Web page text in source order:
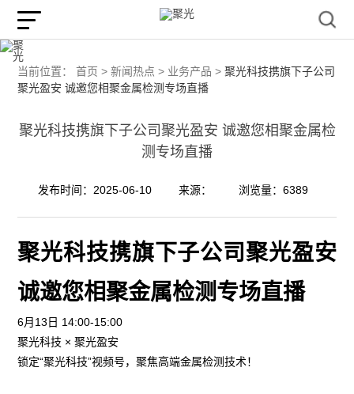
当前位置： 首页 > 新闻热点 > 业务产品 > 聚光科技携旗下子公司
聚光盈安 诚邀您相聚金属检测专场直播
聚光科技携旗下子公司聚光盈安 诚邀您相聚金属检
测专场直播
发布时间：2025-06-10 来源： 浏览量：6389
聚光科技携旗下子公司聚光盈安
诚邀您相聚金属检测专场直播
6月13日 14:00-15:00
聚光科技 × 聚光盈安
锁定“聚光科技”视频号，聚焦高端金属检测技术！